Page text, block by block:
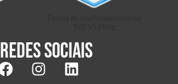
Redes sociais